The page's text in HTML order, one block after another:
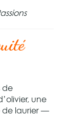
de
une
de laurier —